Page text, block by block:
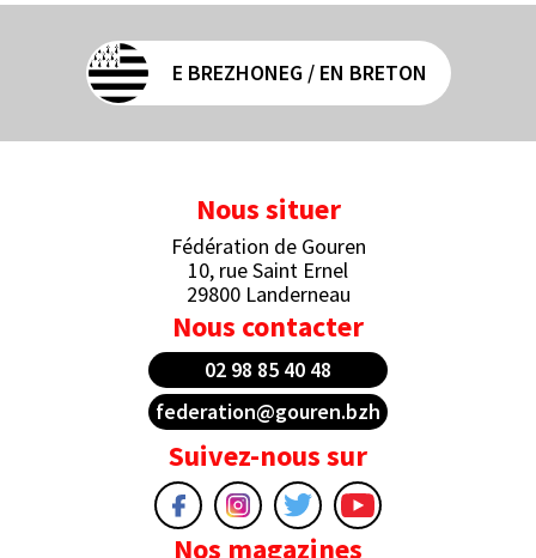
E BREZHONEG / EN BRETON
Nous situer
Fédération de Gouren
10, rue Saint Ernel
29800 Landerneau
Nous contacter
02 98 85 40 48
federation@gouren.bzh
Suivez-nous sur
Nos magazines